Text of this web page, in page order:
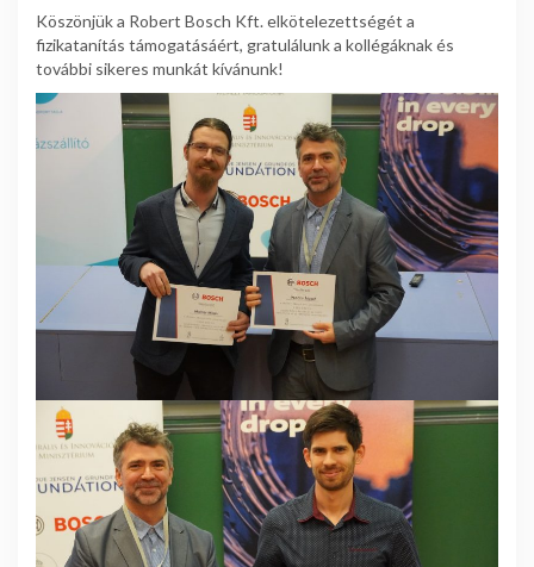
Köszönjük a Robert Bosch Kft. elkötelezettségét a
fizikatanítás támogatásáért, gratulálunk a kollégáknak és
további sikeres munkát kívánunk!